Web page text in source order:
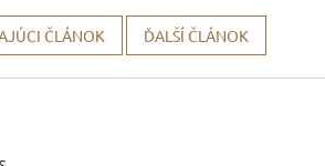
ČLÁNOK ĎALŠÍ ČLÁNOK